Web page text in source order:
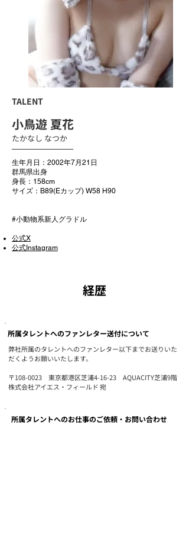
TALENT
小鳥遊 夏花
たかなし なつか
生年月日：2002年7月21日
群馬県出身
身長：158cm
サイズ：B89(Eカップ) W58 H90
#小動物系新人グラドル
公式X
公式Instagram
​経歴
所属タレントへのファンレター送付について
弊社所属のタレントへのファンレター以下までお送りいた
だくようお願いいたします。
〒108-0023 東京都港区芝浦4-16-23 AQUACITY芝浦9階
株式会社アイエス・フィールド 宛
所属タレントへのお仕事のご依頼・お問い合わせ